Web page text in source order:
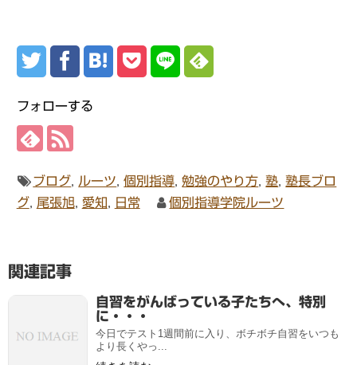
フォローする
ブログ ルーツ ,個別指導 ,勉強のやり方 ,塾 ,塾長ブロ
グ, 尾張旭, 愛知 日常 個別指導学院ルーツ
関連記事
自習をがんばっている子たちへ、特別
に・・・
今日でテスト1週間前に入り、ボチボチ自習をいつも
より長くやっ...